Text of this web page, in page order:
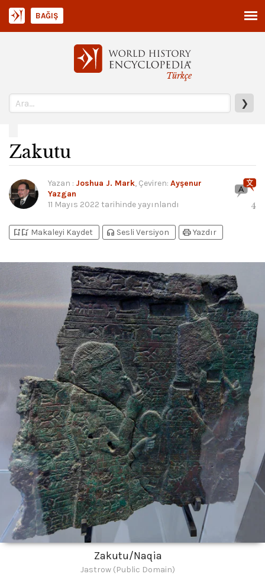
Türkçe
❯
BAĞIŞ
Zakutu
Yazan : Joshua J. Mark, Çeviren: Ayşenur
Yazgan
11 Mayıs 2022 tarihinde yayınlandı 4
bookmark_addbookmark_added Makaleyi Kaydet headphones Sesli Versiyon printYazdır
Zakutu/Naqia
Jastrow (Public Domain)